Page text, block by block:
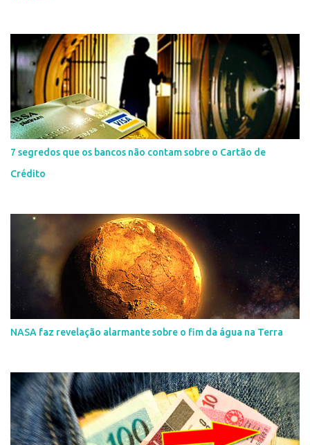
7 segredos que os bancos não contam sobre o Cartão de
Crédito
NASA faz revelação alarmante sobre o fim da água na Terra